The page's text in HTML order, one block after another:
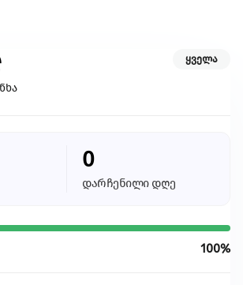
სივრცეები, განავითარე
ყველა
0
დარჩენილი დღე
100%